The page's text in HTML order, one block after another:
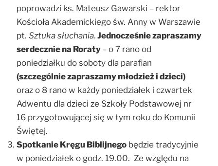
poprowadzi ks. Mateusz Gawarski – rektor
Kościoła Akademickiego św. Anny w Warszawie
pt. Sztuka słuchania. Jednocześnie zapraszamy
serdecznie na Roraty – o 7 rano od
poniedziałku do soboty dla parafian
(szczególnie zapraszamy młodzież i dzieci)
oraz o 8 rano w każdy poniedziałek i czwartek
Adwentu dla dzieci ze Szkoły Podstawowej nr
16 przygotowującej się w tym roku do Komunii
Świętej.
Spotkanie Kręgu Biblijnego będzie tradycyjnie
w poniedziałek o godz. 19.00. Ze względu na